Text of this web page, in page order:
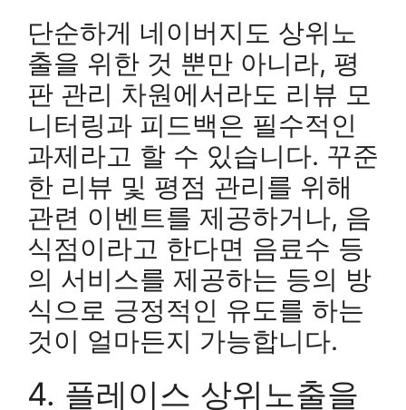
단순하게 네이버지도 상위노
출을 위한 것 뿐만 아니라, 평
판 관리 차원에서라도 리뷰 모
니터링과 피드백은 필수적인
과제라고 할 수 있습니다. 꾸준
한 리뷰 및 평점 관리를 위해
관련 이벤트를 제공하거나, 음
식점이라고 한다면 음료수 등
의 서비스를 제공하는 등의 방
식으로 긍정적인 유도를 하는
것이 얼마든지 가능합니다.
4. 플레이스 상위노출을